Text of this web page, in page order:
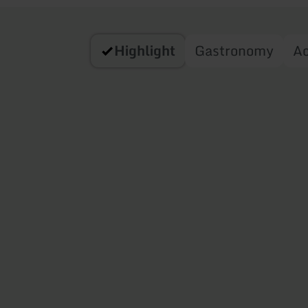
Highlight Gastronomy